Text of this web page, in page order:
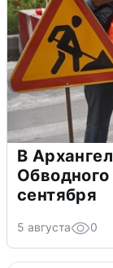
В
сентября
5 августа 0